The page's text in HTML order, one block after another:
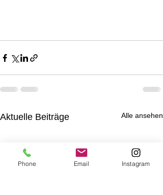
Aktuelle Beiträge Alle ansehen
Phone Email Instagram